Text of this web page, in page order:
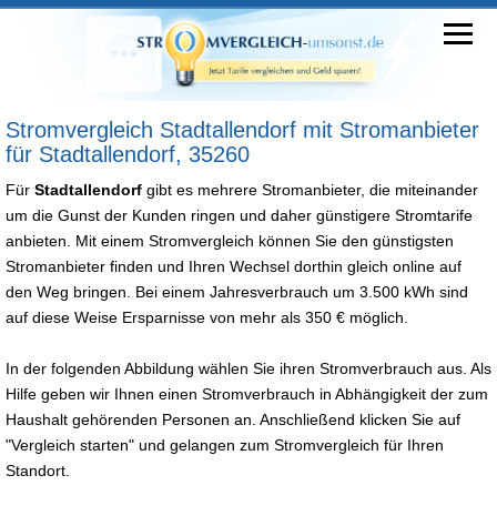
Stromvergleich Stadtallendorf mit Stromanbieter
für Stadtallendorf, 35260
Für Stadtallendorf gibt es mehrere Stromanbieter, die miteinander
um die Gunst der Kunden ringen und daher günstigere Stromtarife
anbieten. Mit einem Stromvergleich können Sie den günstigsten
Stromanbieter finden und Ihren Wechsel dorthin gleich online auf
den Weg bringen. Bei einem Jahresverbrauch um 3.500 kWh sind
auf diese Weise Ersparnisse von mehr als 350 € möglich.
In der folgenden Abbildung wählen Sie ihren Stromverbrauch aus. Als
Hilfe geben wir Ihnen einen Stromverbrauch in Abhängigkeit der zum
Haushalt gehörenden Personen an. Anschließend klicken Sie auf
"Vergleich starten" und gelangen zum Stromvergleich für Ihren
Standort.